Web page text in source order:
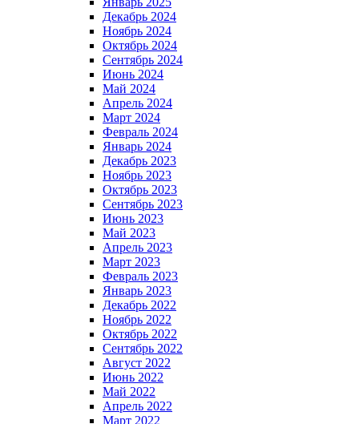
Декабрь 2024
Ноябрь 2024
Октябрь 2024
Сентябрь 2024
Июнь 2024
Май 2024
Апрель 2024
Март 2024
Февраль 2024
Январь 2024
Декабрь 2023
Ноябрь 2023
Октябрь 2023
Сентябрь 2023
Июнь 2023
Май 2023
Апрель 2023
Март 2023
Февраль 2023
Январь 2023
Декабрь 2022
Ноябрь 2022
Октябрь 2022
Сентябрь 2022
Август 2022
Июнь 2022
Май 2022
Апрель 2022
Март 2022